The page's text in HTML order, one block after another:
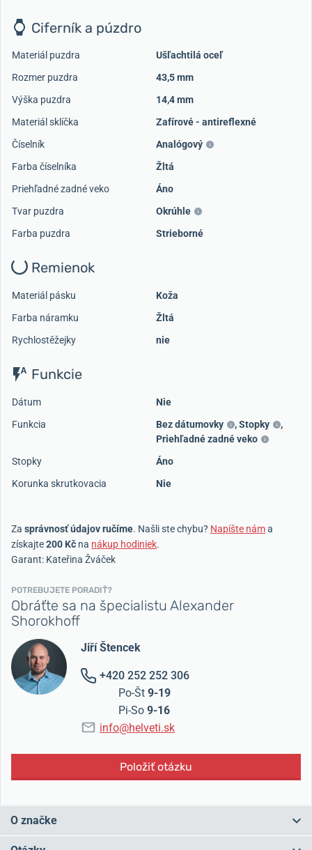
Ciferník a púzdro
Materiál puzdra
Ušľachtilá oceľ
Rozmer puzdra
43,5 mm
Výška puzdra
14,4 mm
Materiál sklíčka
Zafírové - antireflexné
Číselník
Analógový
Farba číselníka
Žltá
Priehľadné zadné veko
Áno
Tvar puzdra
Okrúhle
Farba puzdra
Strieborné
Remienok
Materiál pásku
Koža
Farba náramku
Žltá
Rychlostěžejky
nie
Funkcie
Dátum
Nie
Funkcia
Bez dátumovky ,Stopky
,
Priehľadné zadné veko
Stopky
Áno
Korunka skrutkovacia
Nie
Za správnosť údajov ručíme. Našli ste chybu? Napíšte náma
získajte200 Kč na nákup hodiniek.
Garant: Kateřina Žváček
POTREBUJETE PORADIŤ?
Obráťte sa na špecialistu Alexander
Shorokhoff
Jiří Štencek
+420 252 252 306
Po-Št 9-19
Pi-So 9-16
info@helveti.sk
Položiť otázku
O značke